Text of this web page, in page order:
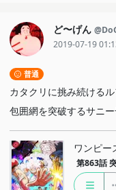
ど〜げん
2019-07-19
普通
カタクリに挑み続ける
包囲網を突破するサニ
ワンピー
第863話